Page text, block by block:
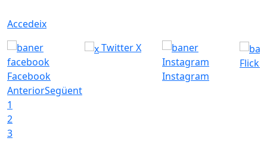
Accedeix
Facebook
Twitter X
Instagram
Flickr
AnteriorSegüent
1
2
3